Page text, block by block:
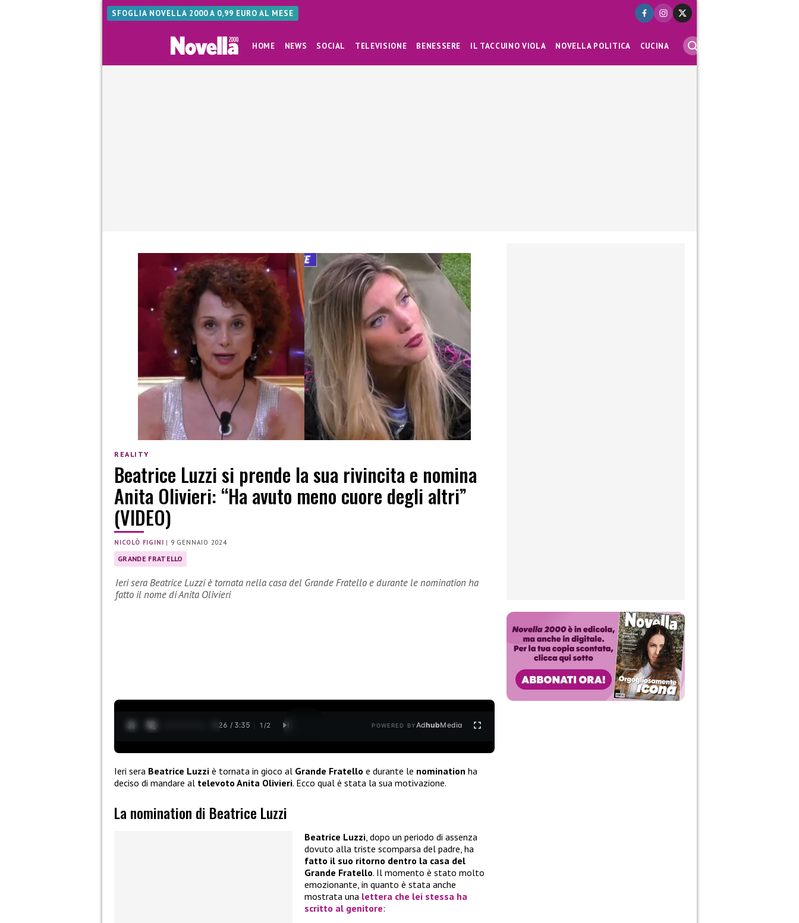
SFOGLIA NOVELLA 2000 A 0,99 EURO AL MESE
HOME NEWS SOCIAL TELEVISIONE BENESSERE IL TACCUINO VIOLA NOVELLA POLITICA CUCINA
REALITY
Beatrice Luzzi si prende la sua rivincita e nomina
Anita Olivieri: “Ha avuto meno cuore degli altri”
(VIDEO)
NICOLÒ FIGINI | 9 GENNAIO 2024
GRANDE FRATELLO
Ieri sera Beatrice Luzzi è tornata nella casa del Grande Fratello e durante le nomination ha
fatto il nome di Anita Olivieri
0:27 / 3:35 1 /2 POWERED BYAdhubMedia
Ieri sera Beatrice Luzzi è tornata in gioco al Grande Fratello e durante le nomination ha
deciso di mandare al televoto Anita Olivieri. Ecco qual è stata la sua motivazione.
La nomination di Beatrice Luzzi
Beatrice Luzzi, dopo un periodo di assenza
dovuto alla triste scomparsa del padre, ha
fatto il suo ritorno dentro la casa del
Grande Fratello. Il momento è stato molto
emozionante, in quanto è stata anche
mostrata una lettera che lei stessa ha
scritto al genitore: